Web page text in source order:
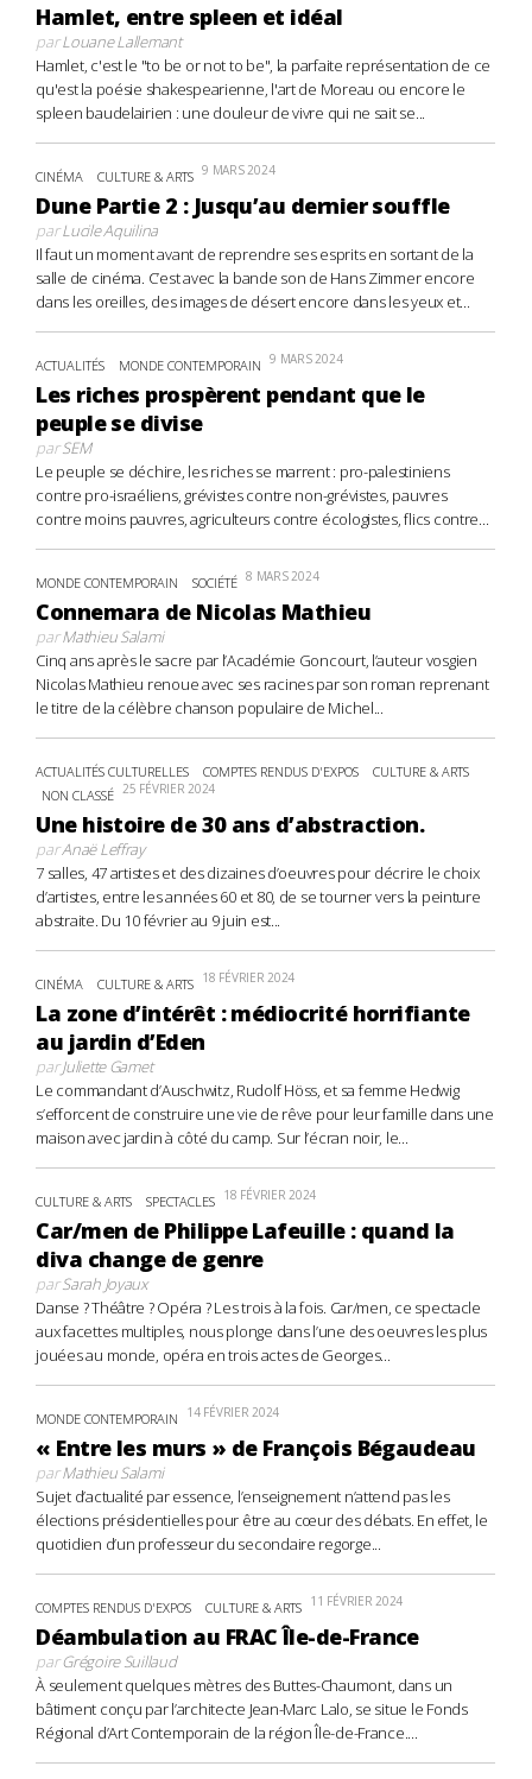
Hamlet, entre spleen et idéal
parLouane Lallemant
Hamlet, c'est le "to be or not to be", la parfaite représentation de ce
qu'est la poésie shakespearienne, l'art de Moreau ou encore le
spleen baudelairien : une douleur de vivre qui ne sait se...
CINÉMA CULTURE & ARTS 9 MARS 2024
Dune Partie 2 : Jusqu’au dernier souffle
parLucile Aquilina
Il faut un moment avant de reprendre ses esprits en sortant de la
salle de cinéma. C’est avec la bande son de Hans Zimmer encore
dans les oreilles, des images de désert encore dans les yeux et...
ACTUALITÉS MONDE CONTEMPORAIN 9 MARS 2024
Les riches prospèrent pendant que le
peuple se divise
parSEM
Le peuple se déchire, les riches se marrent : pro-palestiniens
contre pro-israéliens, grévistes contre non-grévistes, pauvres
contre moins pauvres, agriculteurs contre écologistes, flics contre...
MONDE CONTEMPORAIN SOCIÉTÉ 8 MARS 2024
Connemara de Nicolas Mathieu
parMathieu Salami
Cinq ans après le sacre par l’Académie Goncourt, l’auteur vosgien
Nicolas Mathieu renoue avec ses racines par son roman reprenant
le titre de la célèbre chanson populaire de Michel...
ACTUALITÉS CULTURELLES COMPTES RENDUS D'EXPOS
CULTURE & ARTS
NON CLASSÉ 25 FÉVRIER 2024
Une histoire de 30 ans d’abstraction.
parAnaë Leffray
7 salles, 47 artistes et des dizaines d’oeuvres pour décrire le choix
d’artistes, entre les années 60 et 80, de se tourner vers la peinture
abstraite. Du 10 février au 9 juin est...
CINÉMA CULTURE & ARTS 18 FÉVRIER 2024
La zone d’intérêt : médiocrité horrifiante
au jardin d’Eden
parJuliette Gamet
Le commandant d’Auschwitz, Rudolf Höss, et sa femme Hedwig
s’efforcent de construire une vie de rêve pour leur famille dans une
maison avec jardin à côté du camp. Sur l’écran noir, le...
CULTURE & ARTS SPECTACLES 18 FÉVRIER 2024
Car/men de Philippe Lafeuille : quand la
diva change de genre
parSarah Joyaux
Danse ? Théâtre ? Opéra ? Les trois à la fois. Car/men, ce spectacle
aux facettes multiples, nous plonge dans l’une des oeuvres les plus
jouées au monde, opéra en trois actes de Georges...
MONDE CONTEMPORAIN 14 FÉVRIER 2024
« Entre les murs » de François Bégaudeau
parMathieu Salami
Sujet d’actualité par essence, l’enseignement n’attend pas les
élections présidentielles pour être au cœur des débats. En effet, le
quotidien d’un professeur du secondaire regorge...
COMPTES RENDUS D'EXPOS CULTURE & ARTS 11 FÉVRIER 2024
Déambulation au FRAC Île-de-France
parGrégoire Suillaud
À seulement quelques mètres des Buttes-Chaumont, dans un
bâtiment conçu par l’architecte Jean-Marc Lalo, se situe le Fonds
Régional d’Art Contemporain de la région Île-de-France....